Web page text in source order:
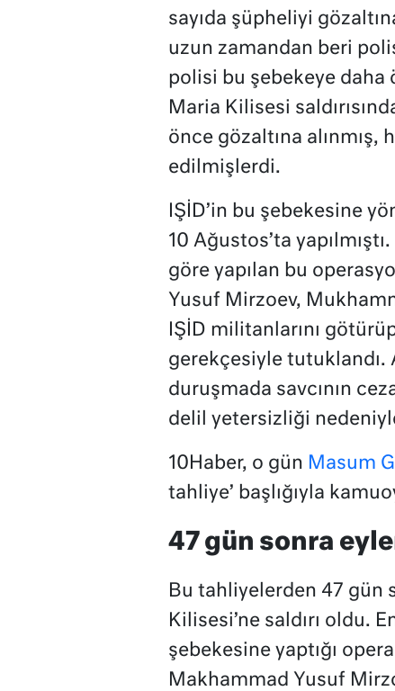
sayıda şüpheliyi
uzun zamandan beri
polisi bu şebekeye daha
Maria Kilisesi
önce gözaltına
edilmişlerdi.
IŞİD’in bu şebekesine
10 Ağustos’ta
göre yapılan bu
Yusuf Mirzoev,
IŞİD militanlarını
gerekçesiyle tutuklandı.
duruşmada savcının
delil yetersizliği
10Haber, o gün Masum
tahliye’ başlığıyla
47 gün sonra
Bu tahliyelerden 47 gün
Kilisesi’ne saldırı oldu.
şebekesine yaptığı
Makhammad Yusuf